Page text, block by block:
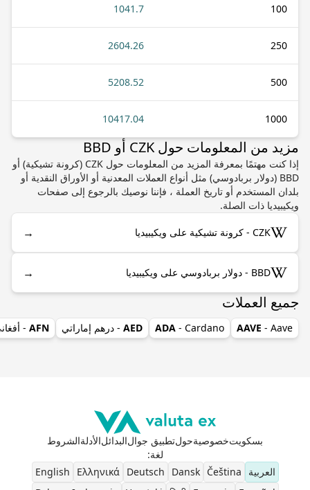
100
1041.7
250
2604.26
500
5208.52
1000
10417.04
مزيد من المعلومات حول CZK أو BBD
إذا كنت مهتمًا بمعرفة المزيد من المعلومات حول CZK (كرونة تشيكية) أو
BBD (دولار بربادوسي) مثل أنواع العملات المعدنية أو الأوراق النقدية أو
بلدان المستخدم أو تاريخ العملة ، فإننا نوصيك بالرجوع إلى صفحات
ويكيبيديا ذات الصلة.
CZK - كرونة تشيكية على ويكيبيديا →
BBD - دولار بربادوسي على ويكيبيديا →
جميع العملات
AAVE - Aave
ADA - Cardano
AED - درهم إماراتي AFN
-
بسكويتخصوصيةحولتطبيق جوالالبدائلالأدلةالشروط
لغة:
العربية
Čeština
Dansk
Deutsch
Ελληνικά
English